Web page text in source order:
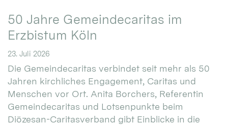
50 Jahre Gemeindecaritas im
Erzbistum Köln
23. Juli 2026
Die Gemeindecaritas verbindet seit mehr als 50
Jahren kirchliches Engagement, Caritas und
Menschen vor Ort. Anita Borchers, Referentin
Gemeindecaritas und Lotsenpunkte beim
Diözesan-Caritasverband gibt Einblicke in die